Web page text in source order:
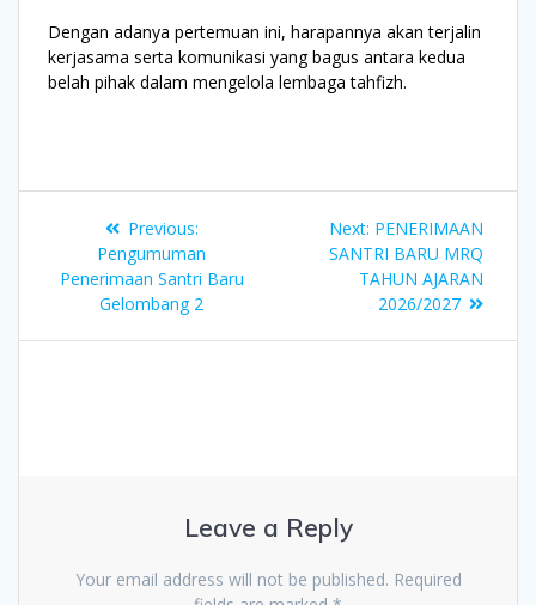
Dengan adanya pertemuan ini, harapannya akan terjalin
kerjasama serta komunikasi yang bagus antara kedua
belah pihak dalam mengelola lembaga tahfizh.
Previous:
Pengumuman
Penerimaan Santri Baru
Gelombang 2
Next: PENERIMAAN
SANTRI BARU MRQ
TAHUN AJARAN
2026/2027
Leave a Reply
Your email address will not be published. Required